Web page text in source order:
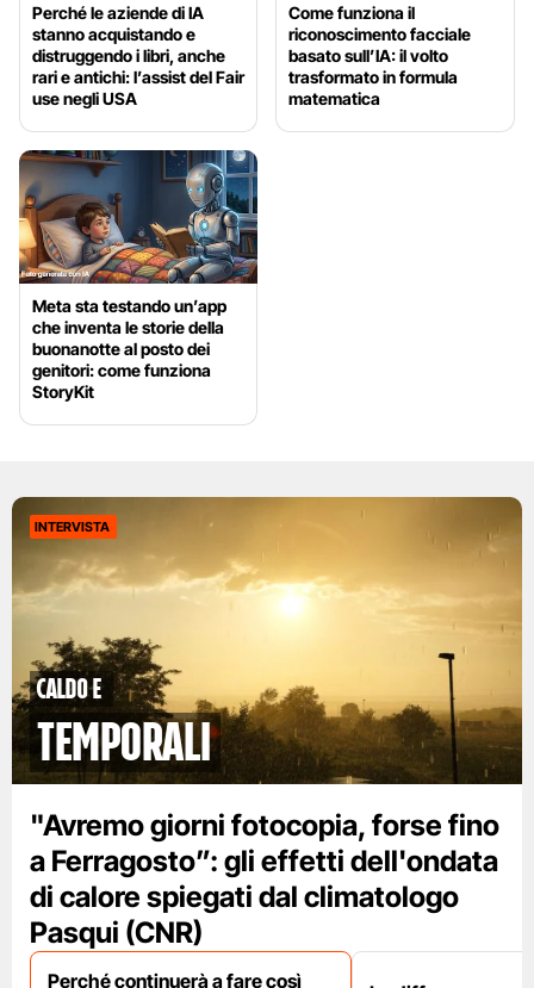
Perché le aziende di IA
stanno acquistando e
distruggendo i libri, anche
rari e antichi: l’assist del Fair
use negli USA
Come funziona il
riconoscimento facciale
basato sull’IA: il volto
trasformato in formula
matematica
Meta sta testando un’app
che inventa le storie della
buonanotte al posto dei
genitori: come funziona
StoryKit
INTERVISTA
caldo e
temporali
"Avremo giorni fotocopia, forse fino
a Ferragosto”: gli effetti dell'ondata
di calore spiegati dal climatologo
Pasqui (CNR)
Perché continuerà a fare così